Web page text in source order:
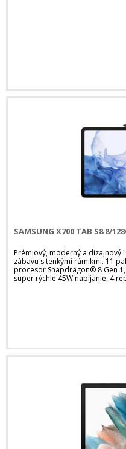
SAMSUNG X700 TAB S8 8/
Prémiový, moderný a dizajnový
zábavu s tenkými rámikmi. 11
procesor Snapdragon® 8 Gen
super rýchle 45W nabíjanie, 4